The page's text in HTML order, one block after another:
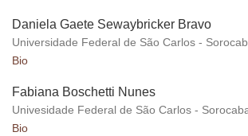
Daniela Gaete Sewaybricker Bravo
Universidade Federal de São Carlos -
Bio
Fabiana Boschetti Nunes
Univesidade Federal de São Carlos -
Bio